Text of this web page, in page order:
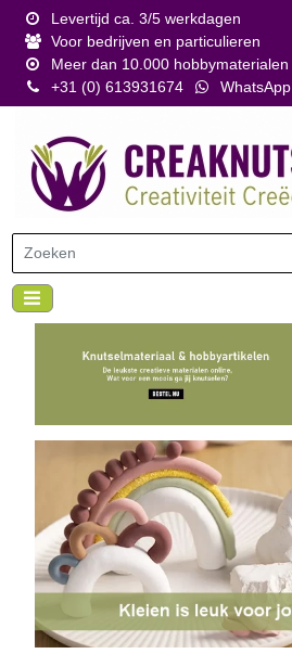
Levertijd ca. 3/5 werkdagen
Voor bedrijven en particulieren
Meer dan 10.000 hobbymaterialen
+31 (0) 613931674
WhatsApp